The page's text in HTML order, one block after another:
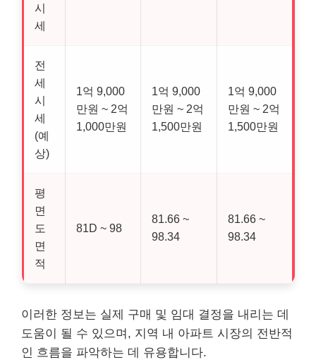
시
세
전
세
시
세
(예
상)
1억 9,000
만원 ~ 2억
1,000만원
1억 9,000
만원 ~ 2억
1,500만원
1억 9,000
만원 ~ 2억
1,500만원
평
면
도
면
적
81D ~ 98
81.66 ~
98.34
81.66 ~
98.34
이러한 정보는 실제 구매 및 임대 결정을 내리는 데
도움이 될 수 있으며, 지역 내 아파트 시장의 전반적
인 흐름을 파악하는 데 유용합니다.